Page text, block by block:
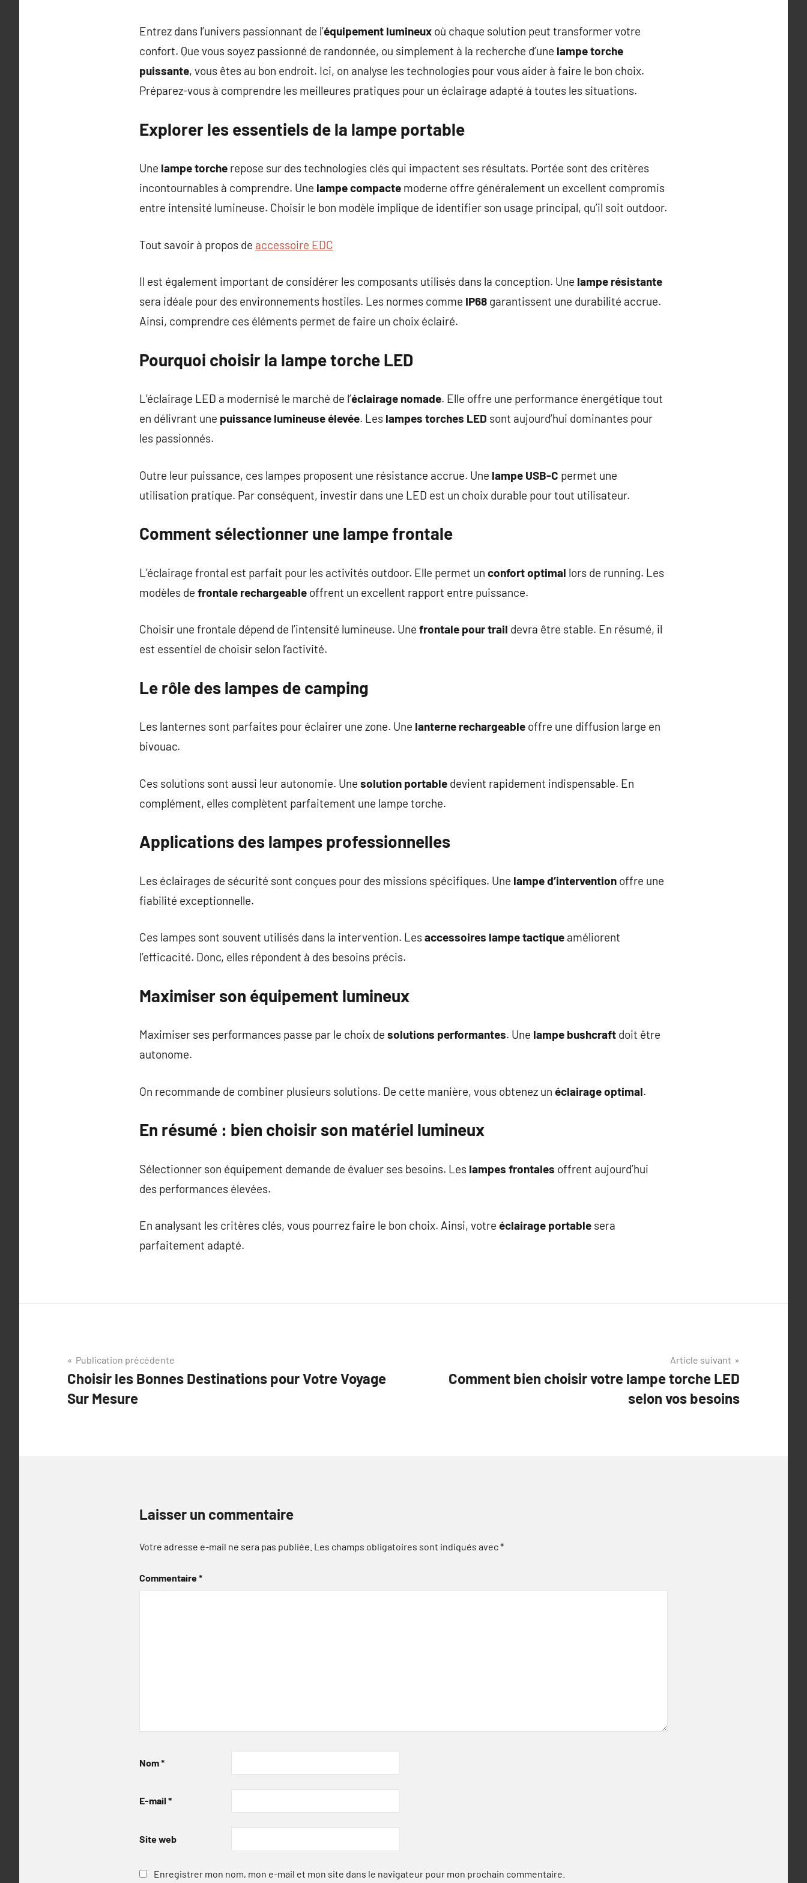
Entrez dans l’univers passionnant de l’équipement lumineux où chaque solution peut transformer votre
confort. Que vous soyez passionné de randonnée, ou simplement à la recherche d’une lampe torche
puissante, vous êtes au bon endroit. Ici, on analyse les technologies pour vous aider à faire le bon choix.
Préparez-vous à comprendre les meilleures pratiques pour un éclairage adapté à toutes les situations.
Explorer les essentiels de la lampe portable
Une lampe torche repose sur des technologies clés qui impactent ses résultats. Portée sont des critères
incontournables à comprendre. Une lampe compacte moderne offre généralement un excellent compromis
entre intensité lumineuse. Choisir le bon modèle implique de identifier son usage principal, qu’il soit outdoor.
Tout savoir à propos de accessoire EDC
Il est également important de considérer les composants utilisés dans la conception. Une lampe résistante
sera idéale pour des environnements hostiles. Les normes comme IP68 garantissent une durabilité accrue.
Ainsi, comprendre ces éléments permet de faire un choix éclairé.
Pourquoi choisir la lampe torche LED
L’éclairage LED a modernisé le marché de l’éclairage nomade. Elle offre une performance énergétique tout
en délivrant une puissance lumineuse élevée. Les lampes torches LED sont aujourd’hui dominantes pour
les passionnés.
Outre leur puissance, ces lampes proposent une résistance accrue. Une lampe USB-C permet une
utilisation pratique. Par conséquent, investir dans une LED est un choix durable pour tout utilisateur.
Comment sélectionner une lampe frontale
L’éclairage frontal est parfait pour les activités outdoor. Elle permet un confort optimal lors de running. Les
modèles de frontale rechargeable offrent un excellent rapport entre puissance.
Choisir une frontale dépend de l’intensité lumineuse. Une frontale pour trail devra être stable. En résumé, il
est essentiel de choisir selon l’activité.
Le rôle des lampes de camping
Les lanternes sont parfaites pour éclairer une zone. Une lanterne rechargeable offre une diffusion large en
bivouac.
Ces solutions sont aussi leur autonomie. Une solution portable devient rapidement indispensable. En
complément, elles complètent parfaitement une lampe torche.
Applications des lampes professionnelles
Les éclairages de sécurité sont conçues pour des missions spécifiques. Une lampe d’intervention offre une
fiabilité exceptionnelle.
Ces lampes sont souvent utilisés dans la intervention. Lesaccessoires lampe tactique améliorent
l’efficacité. Donc, elles répondent à des besoins précis.
Maximiser son équipement lumineux
Maximiser ses performances passe par le choix de solutions performantes. Une lampe bushcraft doit être
autonome.
On recommande de combiner plusieurs solutions. De cette manière, vous obtenez un éclairage optimal.
En résumé : bien choisir son matériel lumineux
Sélectionner son équipement demande de évaluer ses besoins. Les lampes frontales offrent aujourd’hui
des performances élevées.
En analysant les critères clés, vous pourrez faire le bon choix. Ainsi, votre éclairage portable sera
parfaitement adapté.
Navigation
de
l’article
Publication précédente
Choisir les Bonnes Destinations pour Votre Voyage
Sur Mesure
Article suivant
Comment bien choisir votre lampe torche LED
selon vos besoins
Laisser un commentaire
Votre adresse e-mail ne sera pas publiée. Les champs obligatoires sont indiqués avec*
Commentaire*
Nom*
E-mail *
Site web
Enregistrer mon nom, mon e-mail et mon site dans le navigateur pour mon prochain commentaire.